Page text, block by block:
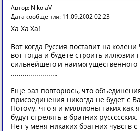
Автор: NikolaV
Дата сообщения: 11.09.2002 02:23
Ха Ха Ха!
Вот когда Руссия поставит на
вот тогда и будете строить иллюзии
сильнейшего и наимогущественного
........................
Еще раз повторюсь, что
присоединения никогда не будет с
Потому, что я и миллионы таких как
будут стрелять в братних руссссских.
Нет у меня никаких братних чувств